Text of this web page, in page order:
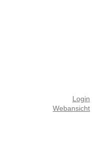
Login
Webansicht